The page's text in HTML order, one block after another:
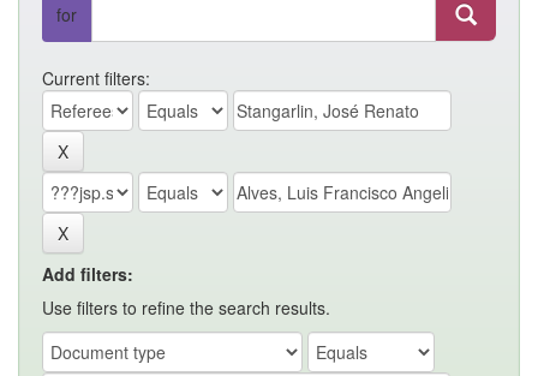
for
Current filters:
Add filters:
Use filters to refine the search results.